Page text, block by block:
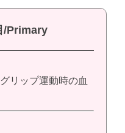
/Primary
リップ運動時の血